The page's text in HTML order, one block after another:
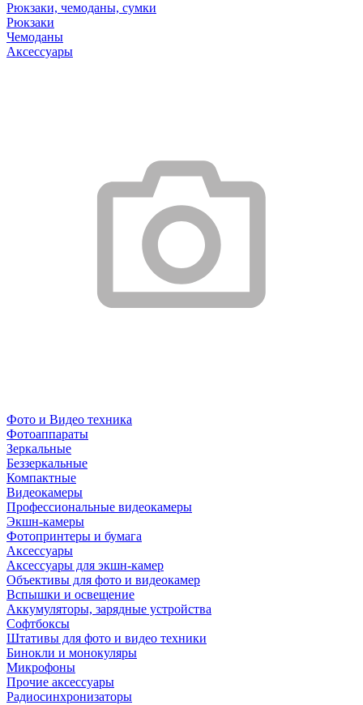
Рюкзаки, чемоданы, сумки
Рюкзаки
Чемоданы
Аксессуары
Фото и Видео техника
Фотоаппараты
Зеркальные
Беззеркальные
Компактные
Видеокамеры
Профессиональные видеокамеры
Экшн-камеры
Фотопринтеры и бумага
Аксессуары
Аксессуары для экшн-камер
Объективы для фото и видеокамер
Вспышки и освещение
Аккумуляторы, зарядные устройства
Софтбоксы
Штативы для фото и видео техники
Бинокли и монокуляры
Микрофоны
Прочие аксессуары
Радиосинхронизаторы